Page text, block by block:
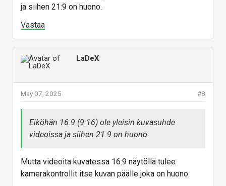
ja siihen 21:9 on huono.
Vastaa
LaDeX
#8
May 07, 2025
Eiköhän 16:9 (9:16) ole yleisin kuvasuhde
videoissa ja siihen 21:9 on huono.
Mutta videoita kuvatessa 16:9 näytöllä tulee
kamerakontrollit itse kuvan päälle joka on huono.